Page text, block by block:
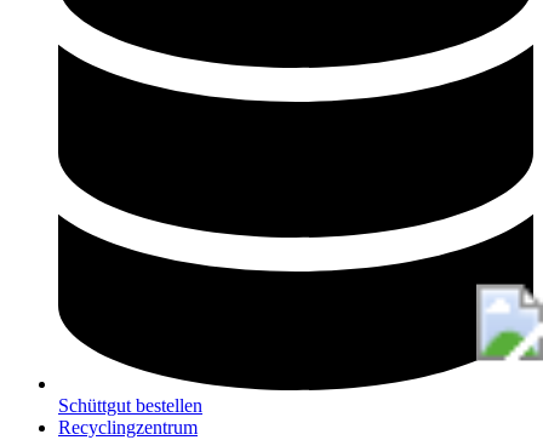
Schüttgut bestellen
Recyclingzentrum